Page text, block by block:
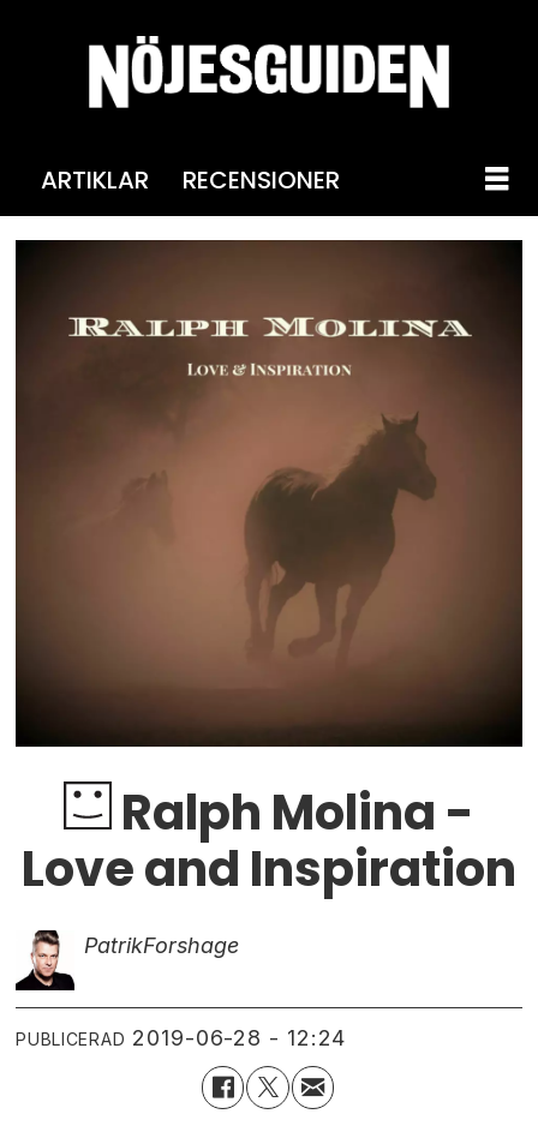
ARTIKLAR RECENSIONER
Ralph Molina -
Love and Inspiration
PatrikForshage
PUBLICERAD 2019-06-28 - 12:24